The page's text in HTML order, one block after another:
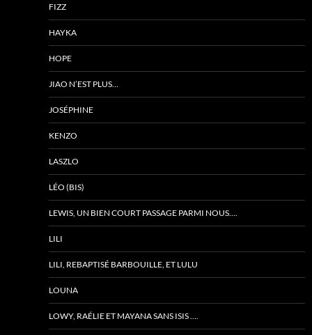
FIZZ
HAYKA
HOPE
JIAO N’EST PLUS…
JOSÉPHINE
KENZO
LASZLO
LÉO (BIS)
LEWIS, UN BIEN COURT PASSAGE PARMI NOUS….
LILI
LILI, REBAPTISÉ BARBOUILLE, ET LULU
LOUNA
LOWY, RAÉLIE ET MAYANA SANS ISIS ….